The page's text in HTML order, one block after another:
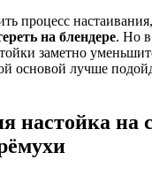
процесс
на блендере. Но в
заметно
основой лучше
настойка на